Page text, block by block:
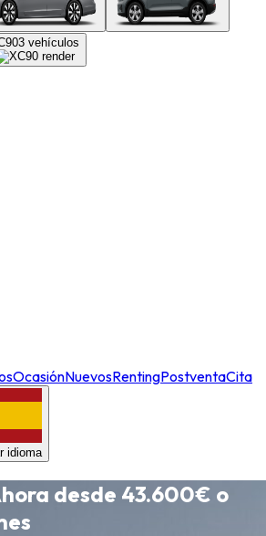
3 vehículos
OcasiónNuevosRentingPostventaCita
idioma
desde 43.600€ o